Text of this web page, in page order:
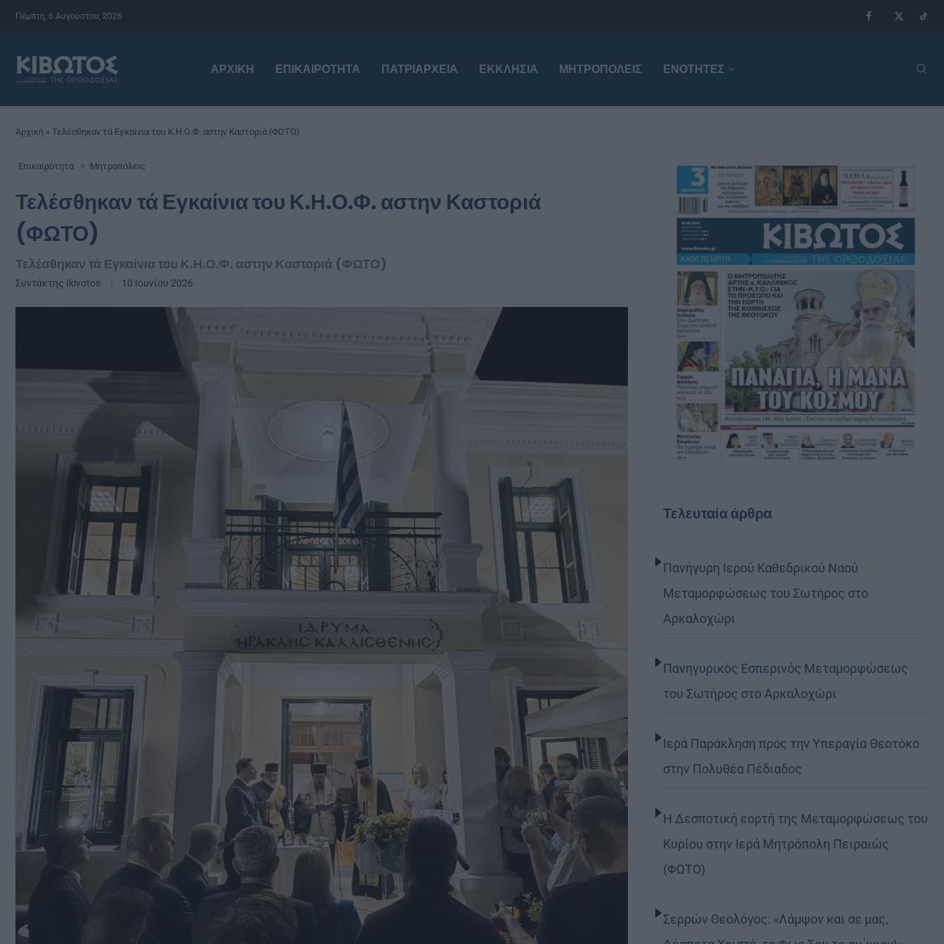
Πέμπτη, 6 Αυγούστου, 2026
ΑΡΧΙΚΉ ΕΠΙΚΑΙΡΌΤΗΤΑ ΠΑΤΡΙΑΡΧΕΊΑ ΕΚΚΛΗΣΊΑ ΜΗΤΡΟΠΌΛΕΙΣ ΕΝΟΤΗΤΕΣ
Αρχική » Τελέσθηκαν τά Εγκαίνια του Κ.Η.Ο.Φ. αστην Καστοριά (ΦΩΤΟ)
Επικαιρότητα Μητροπόλεις
Τελέσθηκαν τά Εγκαίνια του Κ.Η.Ο.Φ. αστην Καστοριά
(ΦΩΤΟ)
Τελέσθηκαν τά Εγκαίνια του Κ.Η.Ο.Φ. αστην Καστοριά (ΦΩΤΟ)
Συντάκτης Ikivotos 10 Ιουνίου 2026
Τελευταία άρθρα
Πανήγυρη Ιερού Καθεδρικού Ναού
Μεταμορφώσεως του Σωτήρος στο
Αρκαλοχώρι
Πανηγυρικός Εσπερινός Μεταμορφώσεως
του Σωτήρος στο Αρκαλοχώρι
Ιερά Παράκληση προς την Υπεραγία Θεοτόκο
στην Πολυθέα Πέδιαδος
Η Δεσποτική εορτή της Μεταμορφώσεως του
Κυρίου στην Ιερά Μητρόπολη Πειραιώς
(ΦΩΤΟ)
Σερρών Θεολόγος: «Λάμψον και σε μας,